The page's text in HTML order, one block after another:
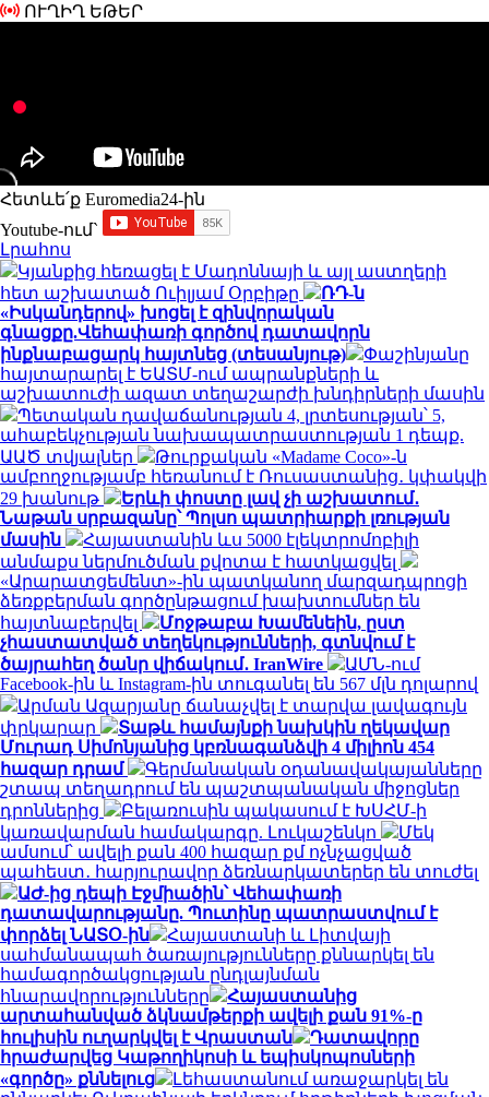
ՈՒՂԻՂ ԵԹԵՐ
Հետևե՛ք Euromedia24-ին
Youtube-ում`
Լրահոս
Կյանքից հեռացել է Մադոննայի և այլ աստղերի
հետ աշխատած Ուիլյամ Օրբիթը
ՌԴ-ն
«Իսկանդերով» խոցել է զինվորական
գնացքը.Վեհափառի գործով դատավորն
ինքնաբացարկ հայտնեց (տեսանյութ)
Փաշինյանը
հայտարարել է ԵԱՏՄ-ում ապրանքների և
աշխատուժի ազատ տեղաշարժի խնդիրների մասին
Պետական դավաճանության 4, լրտեսության՝ 5,
ահաբեկչության նախապատրաստության 1 դեպք.
ԱԱԾ տվյալներ
Թուրքական «Madame Coco»-ն
ամբողջությամբ հեռանում է Ռուսաստանից․ կփակվի
29 խանութ
Երևի փոստը լավ չի աշխատում․
Նաթան սրբազանը՝ Պոլսո պատրիարքի լռության
մասին
Հայաստանին ևս 5000 էլեկտրոմոբիլի
անմաքս ներմուծման քվոտա է հատկացվել
«Արարատցեմենտ»-ին պատկանող մարզադպրոցի
ձեռքբերման գործընթացում խախտումներ են
հայտնաբերվել
Մոջթաբա Խամենեին, ըստ
չհաստատված տեղեկությունների, գտնվում է
ծայրահեղ ծանր վիճակում․ IranWire
ԱՄՆ-ում
Facebook-ին և Instagram-ին տուգանել են 567 մլն դոլարով
Արման Ազարյանը ճանաչվել է տարվա լավագույն
փրկարար
Տաթև համայնքի նախկին ղեկավար
Մուրադ Սիմոնյանից կբռնագանձվի 4 միլիոն 454
հազար դրամ
Գերմանական օդանավակայանները
շտապ տեղադրում են պաշտպանական միջոցներ
դրոններից
Բելառուսին պակասում է ԽՍՀՄ-ի
կառավարման համակարգը. Լուկաշենկո
Մեկ
ամսում՝ ավելի քան 400 հազար քմ ոչնչացված
պահեստ․ հարյուրավոր ձեռնարկատերեր են տուժել
ԱԺ-ից դեպի Էջմիածին՝ Վեհափառի
դատավարությանը. Պուտինը պատրաստվում է
փորձել ՆԱՏՕ-ին
Հայաստանի և Լիտվայի
սահմանապահ ծառայությունները քննարկել են
համագործակցության ընդլայնման
հնարավորությունները
Հայաստանից
արտահանված ձկնամթերքի ավելի քան 91%-ը
հուլիսին ուղարկվել է Վրաստան
Դատավորը
հրաժարվեց Կաթողիկոսի և եպիսկոպոսների
«գործը» քննելուց
Լեհաստանում առաջարկել են